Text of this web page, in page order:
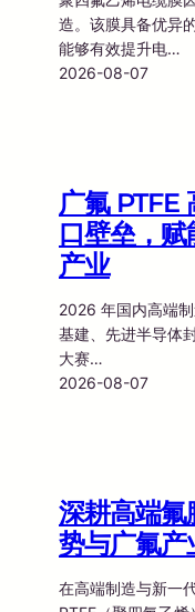
造。该膜具备优异
能够有效提升电…
2026-08-07
广氟 PTFE
口壁垒，
产业
2026 年国内高端
基建、先进半导体
大赛…
2026-08-07
深耕高端氟
势与广氟产
在高端制造与新一